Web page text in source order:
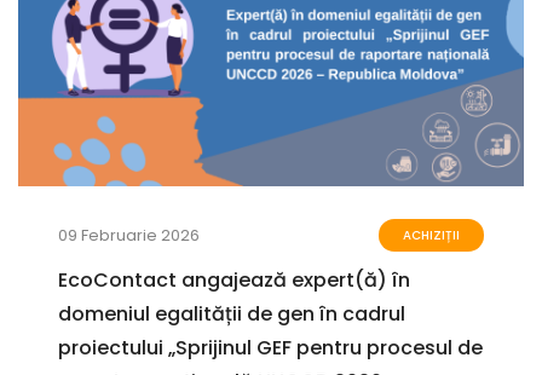
09 Februarie 2026 ACHIZIȚII
EcoContact angajează expert(ă) în
domeniul egalității de gen în cadrul
proiectului „Sprijinul GEF pentru procesul de